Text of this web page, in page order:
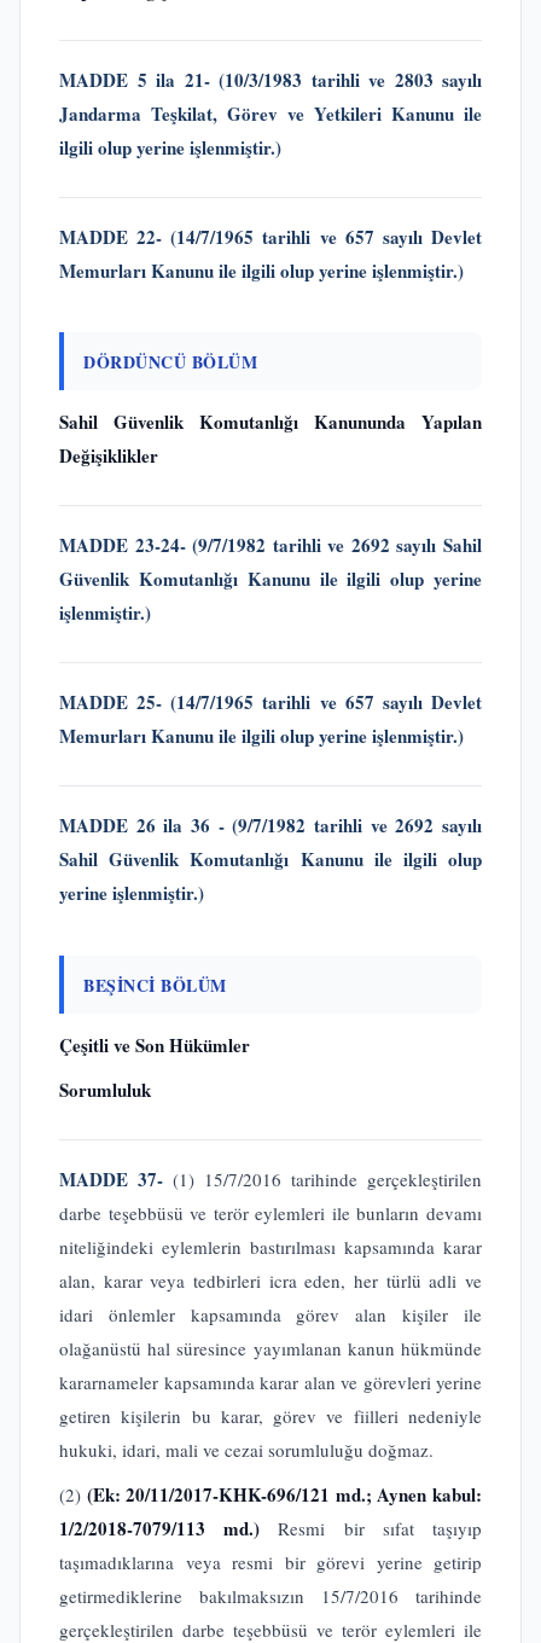
MADDE 5 ila 21- (10/3/1983 tarihli ve 2803 sayılı
Jandarma Teşkilat, Görev ve Yetkileri Kanunu ile
ilgili olup yerine işlenmiştir.)
MADDE 22- (14/7/1965 tarihli ve 657 sayılı Devlet
Memurları Kanunuile ilgili olup yerine işlenmiştir.)
DÖRDÜNCÜ BÖLÜM
Sahil Güvenlik Komutanlığı Kanununda Yapılan
Değişiklikler
MADDE 23-24- (9/7/1982 tarihli ve 2692 sayılı Sahil
Güvenlik Komutanlığı Kanunu ile ilgili olup yerine
işlenmiştir.)
MADDE 25- (14/7/1965 tarihli ve 657 sayılı Devlet
Memurları Kanunuile ilgili olup yerine işlenmiştir.)
MADDE 26 ila 36 - (9/7/1982 tarihli ve 2692 sayılı
Sahil Güvenlik Komutanlığı Kanunu ile ilgili olup
yerine işlenmiştir.)
BEŞİNCİ BÖLÜM
Çeşitli ve Son Hükümler
Sorumluluk
MADDE 37- (1) 15/7/2016 tarihinde gerçekleştirilen
darbe teşebbüsü ve terör eylemleri ile bunların devamı
niteliğindeki eylemlerin bastırılması kapsamında karar
alan, karar veya tedbirleri icra eden, her türlü adli ve
idari önlemler kapsamında görev alan kişiler ile
olağanüstü hal süresince yayımlanan kanun hükmünde
kararnameler kapsamında karar alan ve görevleri yerine
getiren kişilerin bu karar, görev ve fiilleri nedeniyle
hukuki, idari, mali ve cezai sorumluluğu doğmaz.
(2) (Ek: 20/11/2017-KHK-696/121 md.; Aynen kabul:
1/2/2018-7079/113 md.)Resmi bir sıfat taşıyıp
taşımadıklarına veya resmi bir görevi yerine getirip
getirmediklerine bakılmaksızın 15/7/2016 tarihinde
gerçekleştirilen darbe teşebbüsü ve terör eylemleri ile